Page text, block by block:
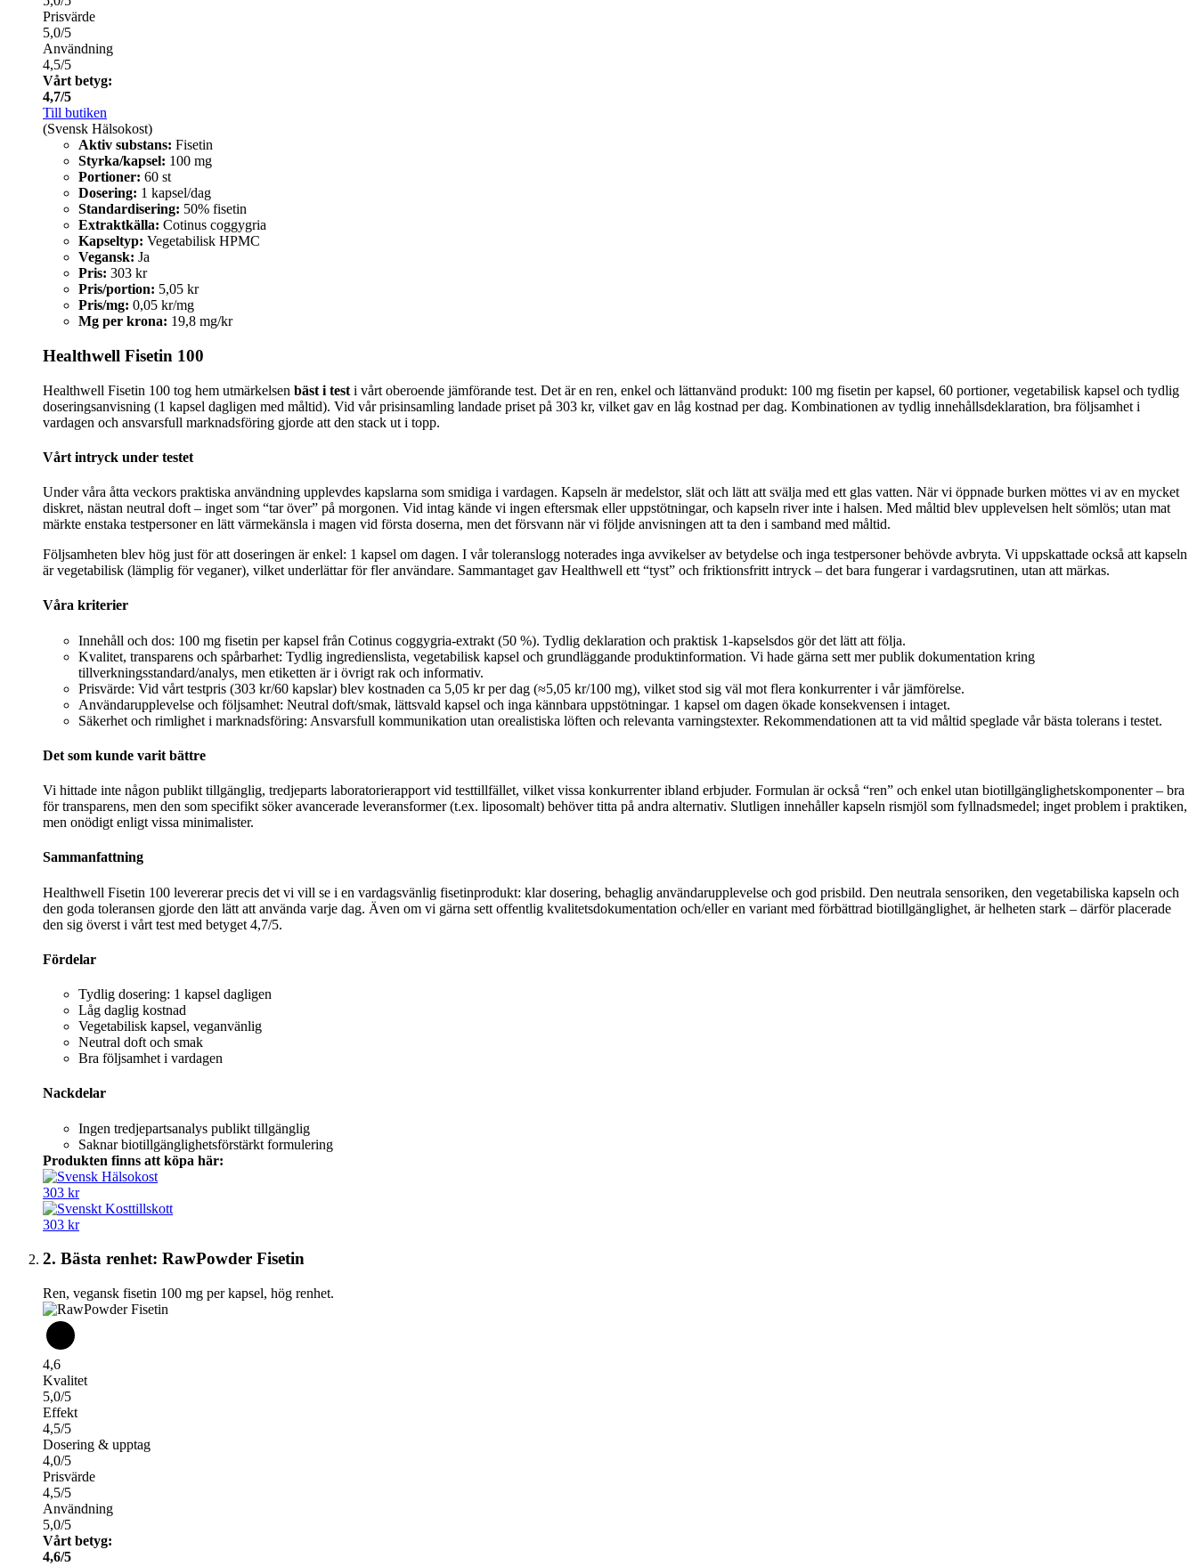
Prisvärde
5,0/5
Användning
4,5/5
Vårt betyg:
4,7/5
Till butiken
(Svensk Hälsokost)
Aktiv substans: Fisetin
Styrka/kapsel: 100 mg
Portioner: 60 st
Dosering: 1 kapsel/dag
Standardisering: 50% fisetin
Extraktkälla: Cotinus coggygria
Kapseltyp: Vegetabilisk HPMC
Vegansk: Ja
Pris: 303 kr
Pris/portion: 5,05 kr
Pris/mg: 0,05 kr/mg
Mg per krona: 19,8 mg/kr
Healthwell Fisetin 100
Healthwell Fisetin 100 tog hem utmärkelsen bäst i test i vårt oberoende jämförande test. Det är en ren, enkel och lättanvänd produkt: 100 mg fisetin per kapsel, 60 portioner, vegetabilisk kapsel och tydlig
doseringsanvisning (1 kapsel dagligen med måltid). Vid vår prisinsamling landade priset på 303 kr, vilket gav en låg kostnad per dag. Kombinationen av tydlig innehållsdeklaration, bra följsamhet i
vardagen och ansvarsfull marknadsföring gjorde att den stack ut i topp.
Vårt intryck under testet
Under våra åtta veckors praktiska användning upplevdes kapslarna som smidiga i vardagen. Kapseln är medelstor, slät och lätt att svälja med ett glas vatten. När vi öppnade burken möttes vi av en mycket
diskret, nästan neutral doft – inget som “tar över” på morgonen. Vid intag kände vi ingen eftersmak eller uppstötningar, och kapseln river inte i halsen. Med måltid blev upplevelsen helt sömlös; utan mat
märkte enstaka testpersoner en lätt värmekänsla i magen vid första doserna, men det försvann när vi följde anvisningen att ta den i samband med måltid.
Följsamheten blev hög just för att doseringen är enkel: 1 kapsel om dagen. I vår toleranslogg noterades inga avvikelser av betydelse och inga testpersoner behövde avbryta. Vi uppskattade också att kapseln
är vegetabilisk (lämplig för veganer), vilket underlättar för fler användare. Sammantaget gav Healthwell ett “tyst” och friktionsfritt intryck – det bara fungerar i vardagsrutinen, utan att märkas.
Våra kriterier
Innehåll och dos: 100 mg fisetin per kapsel från Cotinus coggygria-extrakt (50 %). Tydlig deklaration och praktisk 1-kapselsdos gör det lätt att följa.
Kvalitet, transparens och spårbarhet: Tydlig ingredienslista, vegetabilisk kapsel och grundläggande produktinformation. Vi hade gärna sett mer publik dokumentation kring
tillverkningsstandard/analys, men etiketten är i övrigt rak och informativ.
Prisvärde: Vid vårt testpris (303 kr/60 kapslar) blev kostnaden ca 5,05 kr per dag (≈5,05 kr/100 mg), vilket stod sig väl mot flera konkurrenter i vår jämförelse.
Användarupplevelse och följsamhet: Neutral doft/smak, lättsvald kapsel och inga kännbara uppstötningar. 1 kapsel om dagen ökade konsekvensen i intaget.
Säkerhet och rimlighet i marknadsföring: Ansvarsfull kommunikation utan orealistiska löften och relevanta varningstexter. Rekommendationen att ta vid måltid speglade vår bästa tolerans i testet.
Det som kunde varit bättre
Vi hittade inte någon publikt tillgänglig, tredjeparts laboratorierapport vid testtillfället, vilket vissa konkurrenter ibland erbjuder. Formulan är också “ren” och enkel utan biotillgänglighetskomponenter – bra
för transparens, men den som specifikt söker avancerade leveransformer (t.ex. liposomalt) behöver titta på andra alternativ. Slutligen innehåller kapseln rismjöl som fyllnadsmedel; inget problem i praktiken,
men onödigt enligt vissa minimalister.
Sammanfattning
Healthwell Fisetin 100 levererar precis det vi vill se i en vardagsvänlig fisetinprodukt: klar dosering, behaglig användarupplevelse och god prisbild. Den neutrala sensoriken, den vegetabiliska kapseln och
den goda toleransen gjorde den lätt att använda varje dag. Även om vi gärna sett offentlig kvalitetsdokumentation och/eller en variant med förbättrad biotillgänglighet, är helheten stark – därför placerade
den sig överst i vårt test med betyget 4,7/5.
Fördelar
Tydlig dosering: 1 kapsel dagligen
Låg daglig kostnad
Vegetabilisk kapsel, veganvänlig
Neutral doft och smak
Bra följsamhet i vardagen
Nackdelar
Ingen tredjepartsanalys publikt tillgänglig
Saknar biotillgänglighetsförstärkt formulering
Produkten finns att köpa här:
303 kr
303 kr
2. Bästa renhet: RawPowder Fisetin
Ren, vegansk fisetin 100 mg per kapsel, hög renhet.
4,6
Kvalitet
5,0/5
Effekt
4,5/5
Dosering & upptag
4,0/5
Prisvärde
4,5/5
Användning
5,0/5
Vårt betyg:
4,6/5